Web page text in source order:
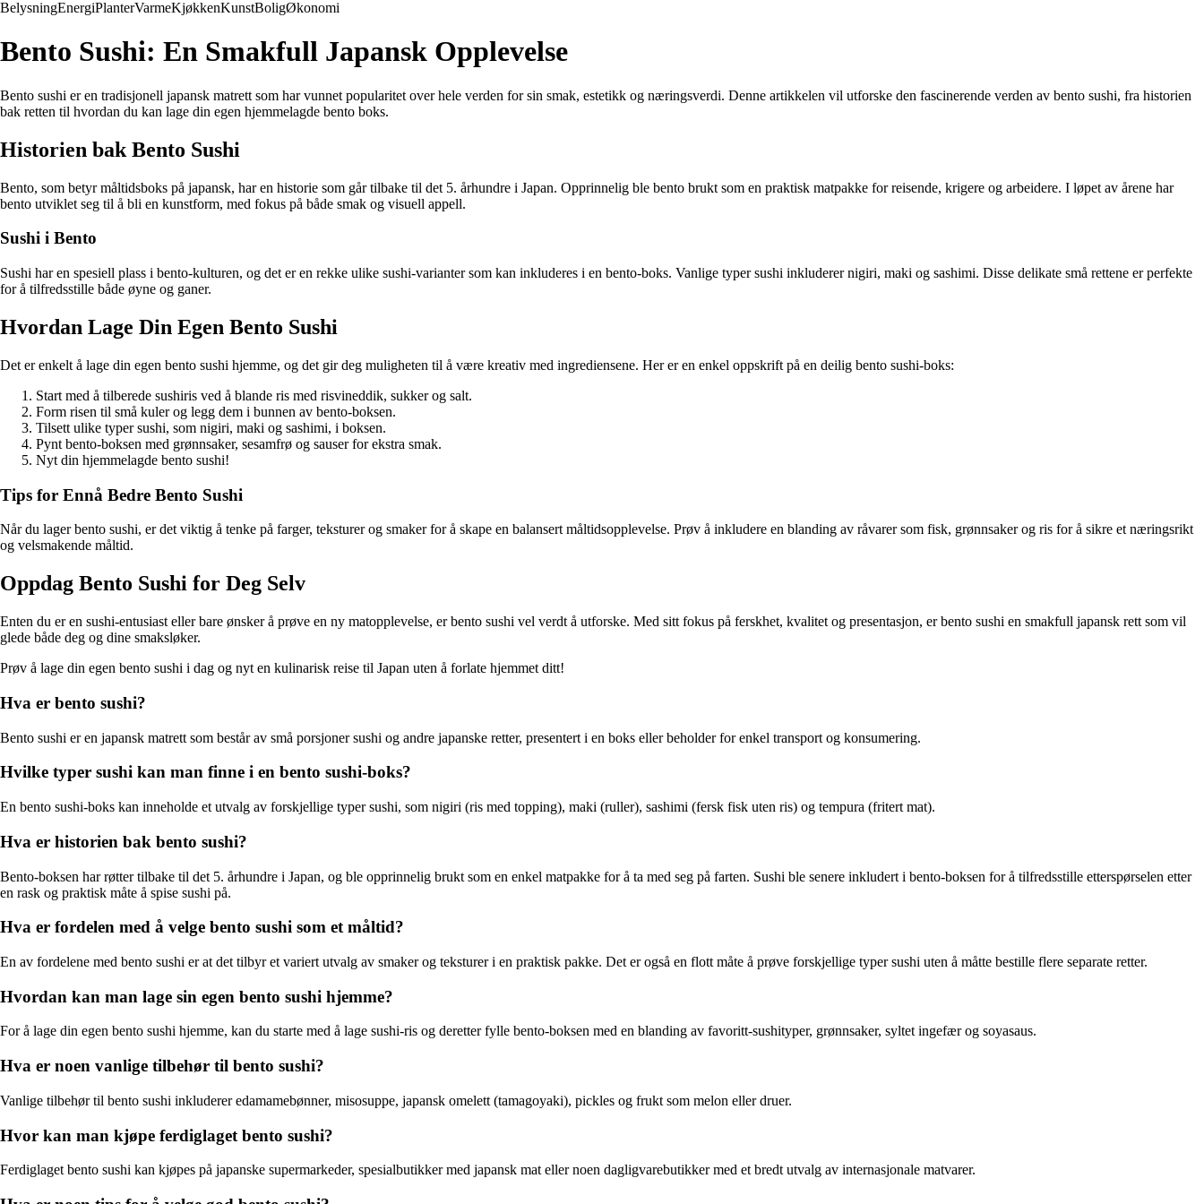
BelysningEnergiPlanterVarmeKjøkkenKunstBoligØkonomi
Bento Sushi: En Smakfull Japansk Opplevelse
Bento sushi er en tradisjonell japansk matrett som har vunnet popularitet over hele verden for sin smak, estetikk og næringsverdi. Denne artikkelen vil utforske den fascinerende verden av bento sushi, fra historien
bak retten til hvordan du kan lage din egen hjemmelagde bento boks.
Historien bak Bento Sushi
Bento, som betyr måltidsboks på japansk, har en historie som går tilbake til det 5. århundre i Japan. Opprinnelig ble bento brukt som en praktisk matpakke for reisende, krigere og arbeidere. I løpet av årene har
bento utviklet seg til å bli en kunstform, med fokus på både smak og visuell appell.
Sushi i Bento
Sushi har en spesiell plass i bento-kulturen, og det er en rekke ulike sushi-varianter som kan inkluderes i en bento-boks. Vanlige typer sushi inkluderer nigiri, maki og sashimi. Disse delikate små rettene er perfekte
for å tilfredsstille både øyne og ganer.
Hvordan Lage Din Egen Bento Sushi
Det er enkelt å lage din egen bento sushi hjemme, og det gir deg muligheten til å være kreativ med ingrediensene. Her er en enkel oppskrift på en deilig bento sushi-boks:
Start med å tilberede sushiris ved å blande ris med risvineddik, sukker og salt.
Form risen til små kuler og legg dem i bunnen av bento-boksen.
Tilsett ulike typer sushi, som nigiri, maki og sashimi, i boksen.
Pynt bento-boksen med grønnsaker, sesamfrø og sauser for ekstra smak.
Nyt din hjemmelagde bento sushi!
Tips for Ennå Bedre Bento Sushi
Når du lager bento sushi, er det viktig å tenke på farger, teksturer og smaker for å skape en balansert måltidsopplevelse. Prøv å inkludere en blanding av råvarer som fisk, grønnsaker og ris for å sikre et næringsrikt
og velsmakende måltid.
Oppdag Bento Sushi for Deg Selv
Enten du er en sushi-entusiast eller bare ønsker å prøve en ny matopplevelse, er bento sushi vel verdt å utforske. Med sitt fokus på ferskhet, kvalitet og presentasjon, er bento sushi en smakfull japansk rett som vil
glede både deg og dine smaksløker.
Prøv å lage din egen bento sushi i dag og nyt en kulinarisk reise til Japan uten å forlate hjemmet ditt!
Hva er bento sushi?
Bento sushi er en japansk matrett som består av små porsjoner sushi og andre japanske retter, presentert i en boks eller beholder for enkel transport og konsumering.
Hvilke typer sushi kan man finne i en bento sushi-boks?
En bento sushi-boks kan inneholde et utvalg av forskjellige typer sushi, som nigiri (ris med topping), maki (ruller), sashimi (fersk fisk uten ris) og tempura (fritert mat).
Hva er historien bak bento sushi?
Bento-boksen har røtter tilbake til det 5. århundre i Japan, og ble opprinnelig brukt som en enkel matpakke for å ta med seg på farten. Sushi ble senere inkludert i bento-boksen for å tilfredsstille etterspørselen etter
en rask og praktisk måte å spise sushi på.
Hva er fordelen med å velge bento sushi som et måltid?
En av fordelene med bento sushi er at det tilbyr et variert utvalg av smaker og teksturer i en praktisk pakke. Det er også en flott måte å prøve forskjellige typer sushi uten å måtte bestille flere separate retter.
Hvordan kan man lage sin egen bento sushi hjemme?
For å lage din egen bento sushi hjemme, kan du starte med å lage sushi-ris og deretter fylle bento-boksen med en blanding av favoritt-sushityper, grønnsaker, syltet ingefær og soyasaus.
Hva er noen vanlige tilbehør til bento sushi?
Vanlige tilbehør til bento sushi inkluderer edamamebønner, misosuppe, japansk omelett (tamagoyaki), pickles og frukt som melon eller druer.
Hvor kan man kjøpe ferdiglaget bento sushi?
Ferdiglaget bento sushi kan kjøpes på japanske supermarkeder, spesialbutikker med japansk mat eller noen dagligvarebutikker med et bredt utvalg av internasjonale matvarer.